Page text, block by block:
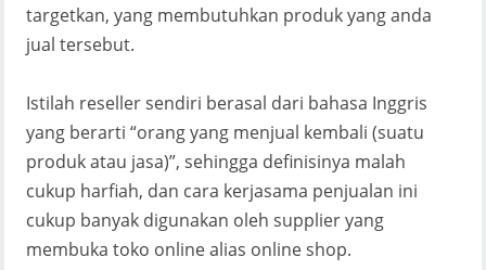
targetkan, yang membutuhkan produk yang anda
jual tersebut.
Istilah reseller sendiri berasal dari bahasa Inggris
yang berarti “orang yang menjual kembali (suatu
produk atau jasa)”, sehingga definisinya malah
cukup harfiah, dan cara kerjasama penjualan ini
cukup banyak digunakan oleh supplier yang
membuka toko online alias online shop.